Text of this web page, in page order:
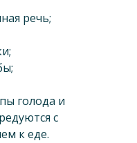
речь;
голода и
с
к еде.